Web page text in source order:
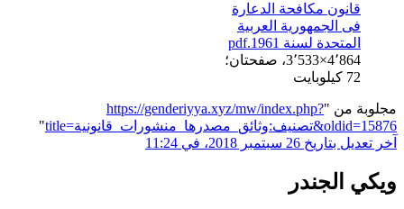
قانون مكافحة الدعارة
فى الجمهورية العربية
المتحدة لسنة 1961.pdf
3٬533×4٬864، صفحتان؛
72 كيلوبايت
مجلوبة من "https://genderiyya.xyz/mw/index.php?
title=تصنيف:وثائق_مصدرها_منشورات_قانونية&oldid=15876
"
آخر تعديل بتاريخ 26 سبتمبر 2018، في 11:24
ويكي الجندر